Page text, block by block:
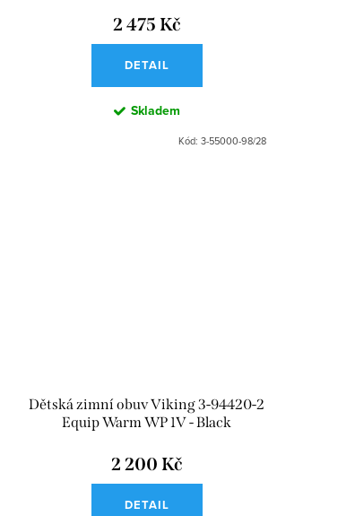
2 475 Kč
DETAIL
Skladem
Kód: 3-55000-98/28
Dětská zimní obuv Viking 3-94420-2
Equip Warm WP 1V - Black
2 200 Kč
DETAIL